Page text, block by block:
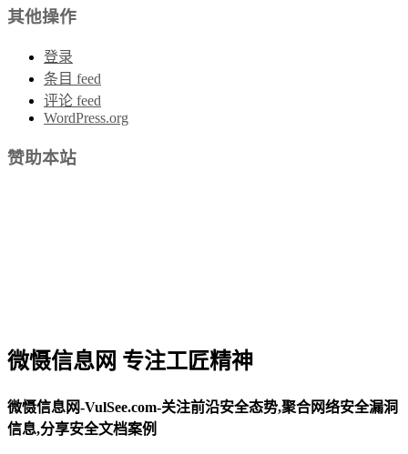
其他操作
登录
条目 feed
评论 feed
WordPress.org
赞助本站
微慑信息网 专注工匠精神
微慑信息网-VulSee.com-关注前沿安全态势,聚合网络安全漏洞
信息,分享安全文档案例